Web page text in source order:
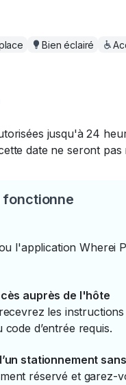
Bien éclairé
jusqu'à 24
date ne seront pas
fonctionne
l'application Wherei
auprès de l'hôte
les
d’entrée requis.
stationnement
réservé et